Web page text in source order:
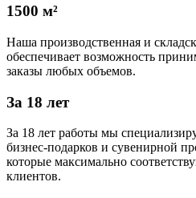
1500 м²
Наша производственная и
обеспечивает возможность
заказы любых объемов.
За 18 лет
За 18 лет работы мы
бизнес-подарков и сувенирной
которые максимально
клиентов.